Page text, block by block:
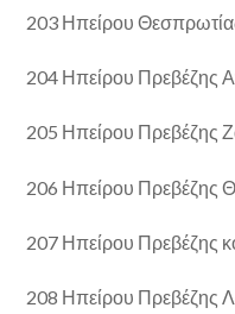
203 Ηπείρου
204 Ηπείρου Πρεβέζης
205 Ηπείρου Πρεβέζης
206 Ηπείρου Πρεβέζης
207 Ηπείρου Πρεβέζης
208 Ηπείρου Πρεβέζης